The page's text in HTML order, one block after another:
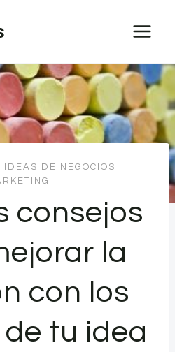
IDEAS DE NEGOCIOS
consejos
la
con los
tu idea